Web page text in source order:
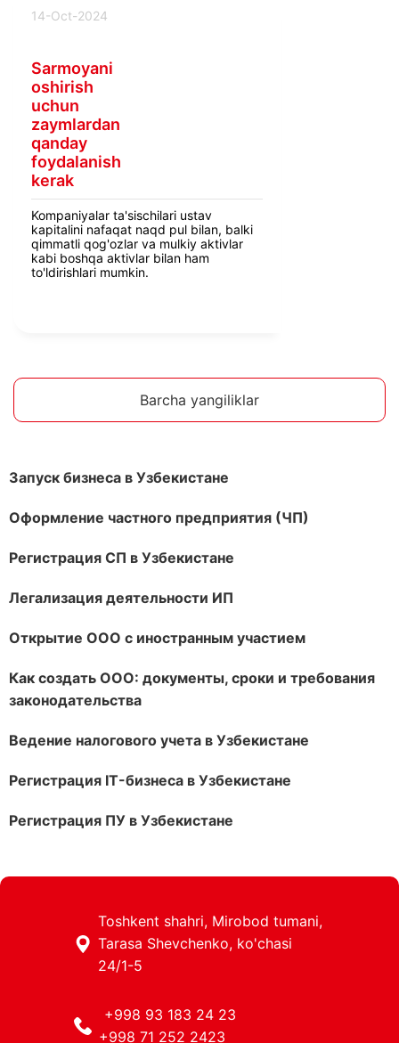
14-Oct-2024
Sarmoyani
oshirish
uchun
zaymlardan
qanday
foydalanish
kerak
Kompaniyalar ta'sischilari ustav
kapitalini nafaqat naqd pul bilan, balki
qimmatli qog'ozlar va mulkiy aktivlar
kabi boshqa aktivlar bilan ham
to'ldirishlari mumkin.
Barcha yangiliklar
Запуск бизнеса в Узбекистане
Оформление частного предприятия (ЧП)
Регистрация СП в Узбекистане
Легализация деятельности ИП
Открытие ООО с иностранным участием
Как создать ООО: документы, сроки и требования
законодательства
Ведение налогового учета в Узбекистане
Регистрация IT-бизнеса в Узбекистане
Регистрация ПУ в Узбекистане
Toshkent shahri, Mirobod tumani,
Tarasa Shevchenko, ko'chasi
24/1-5
+998 93 183 24 23
+998 71 252 2423